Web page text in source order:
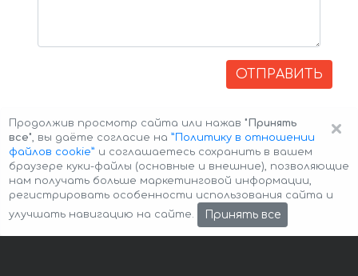
ОТПРАВИТЬ
Авторские права © 2026 Авто-Аренда Cookie Policy
×
Продолжив просмотр сайта или нажав "Принять
все", вы даёте согласие на ”Политику в отношении
файлов cookie” и соглашаетесь сохранить в вашем
браузере куки-файлы (основные и внешние), позволяющие
нам получать больше маркетинговой информации,
регистрировать особенности использования сайта и
улучшать навигацию на сайте.
Принять все